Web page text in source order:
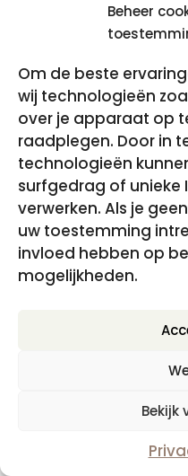
Beheer
Om de beste
wij technologieën
over je apparaat op
raadplegen. Door in
technologieën
surfgedrag of unieke
verwerken. Als je
uw toestemming
invloed hebben op
mogelijkheden.
Bekijk
Hypnomeditatie – Terug
Disclaimer, Privacy-